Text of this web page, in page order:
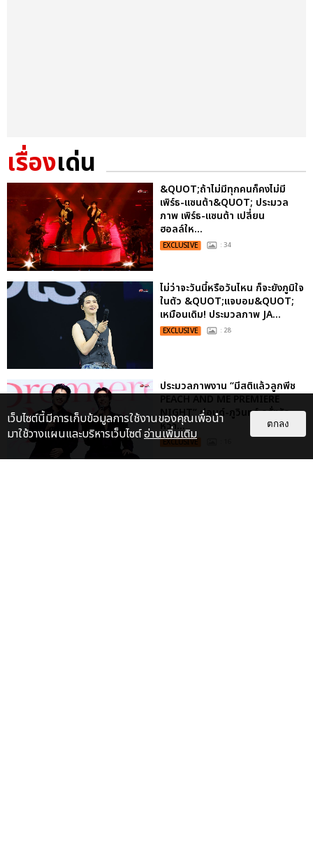
เรื่องเด่น
&QUOT;ถ้าไม่มีทุกคนก็คงไม่มี
เพิร์ธ-แซนต้า&QUOT; ประมวล
ภาพ เพิร์ธ-แซนต้า เปลี่ยน
ฮอลล์ให...
EXCLUSIVE : 34
ไม่ว่าจะวันนี้หรือวันไหน ก็จะยังภูมิใจ
ในตัว &QUOT;แจบอม&QUOT;
เหมือนเดิม! ประมวลภาพ JA...
EXCLUSIVE : 28
ประมวลภาพงาน “มีสติแล้วลูกพีช
PEACH AND ME PREMIERE
NIGHT” ปอนด์-ภูวินทร์ คลั่งรัก
หวา...
EXCLUSIVE
เว็บไซต์นี้มีการเก็บข้อมูลการใช้งานของคุณเพื่อนำ
มาใช้วางแผนและบริหารเว็บไซต์อ่านเพิ่มเติม
ตกลง